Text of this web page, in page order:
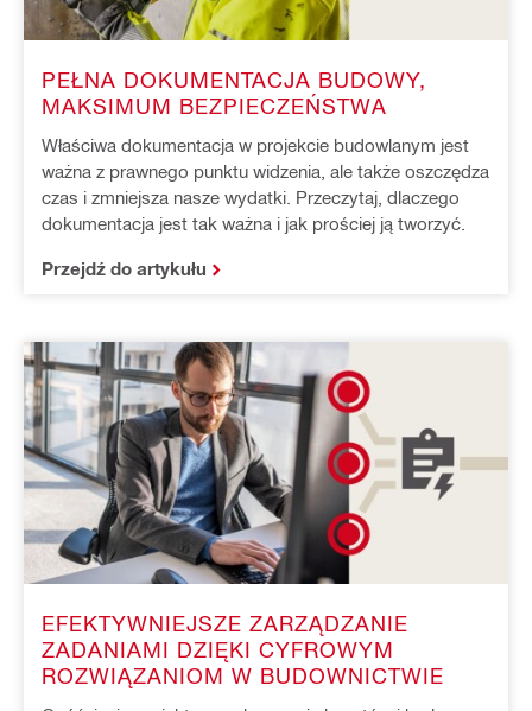
PEŁNA DOKUMENTACJA BUDOWY,
MAKSIMUM BEZPIECZEŃSTWA
Właściwa dokumentacja w projekcie budowlanym jest
ważna z prawnego punktu widzenia, ale także oszczędza
czas i zmniejsza nasze wydatki. Przeczytaj, dlaczego
dokumentacja jest tak ważna i jak prościej ją tworzyć.
Przejdź do artykułu
EFEKTYWNIEJSZE ZARZĄDZANIE
ZADANIAMI DZIĘKI CYFROWYM
ROZWIĄZANIOM W BUDOWNICTWIE